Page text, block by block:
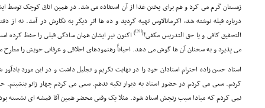
زمستان گرم مى کرد و هم براى پختن غذا از آن استفاده مى شد. در همین اتاق کوچک توسط
درباره قبله نوشته شد، اکرمانالاوس تهیه گردید و ده ها اثر دیگر به نگارش در آمد. نه از
التحقیق کافى و یا حق التدریس مکفى!(
[39]
)اکنون نیز ایشان همان سادگى قبلى را حفظ کرده
مى پذیرد و به سخنان آن ها گوش مى دهد. احیاناً رهنمودهاى اخلاقى و عرفانى خویش را
استاد حسن زاده احترام استادان خود را در نهایت تکریم و تجلیل داشت و در این مورد
کردم. سعى مى کردم در حضور استاد به دیوار تکیه ندهم. سعى مى کردم چهار زانو بنشینم.
نمى کردم که مبادا سبب رنجش استاد شود. مثلا یک وقتى محضر همین آقا قمشه اى نشسته